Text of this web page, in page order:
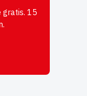
gratis. 15